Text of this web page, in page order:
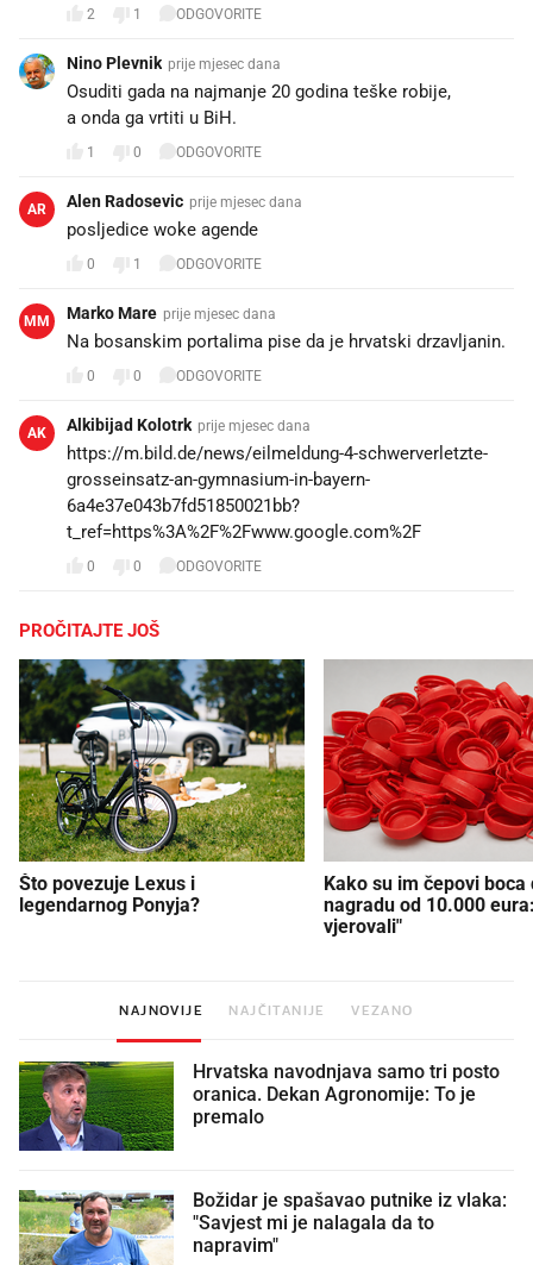
2 1 ODGOVORITE
Nino Plevnik prije mjesec dana
Osuditi gada na najmanje 20 godina teške robije,
a onda ga vrtiti u BiH.
1 0 ODGOVORITE
AR Alen Radosevic prije mjesec dana
posljedice woke agende
0 1 ODGOVORITE
MM Marko Mare prije mjesec dana
Na bosanskim portalima pise da je hrvatski drzavljanin.
0 0 ODGOVORITE
AK Alkibijad Kolotrk prije mjesec dana
https://m.bild.de/news/eilmeldung-4-schwerverletzte-
grosseinsatz-an-gymnasium-in-bayern-
6a4e37e043b7fd51850021bb?
t_ref=https%3A%2F%2Fwww.google.com%2F
0 0 ODGOVORITE
PROČITAJTE JOŠ
Što povezuje Lexus i
legendarnog Ponyja?
Kako su im čepovi boca
nagradu od 10.000
vjerovali"
NAJNOVIJE NAJČITANIJE VEZANO
Hrvatska navodnjava samo tri posto
oranica. Dekan Agronomije: To je
premalo
Božidar je spašavao putnike iz vlaka:
"Savjest mi je nalagala da to
napravim"